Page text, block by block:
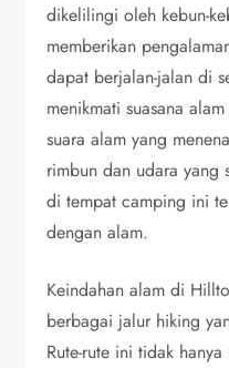
dikelilingi oleh kebun-
memberikan
dapat berjalan-jalan di
menikmati suasana
suara alam yang
rimbun dan udara yang
di tempat camping ini
dengan alam.
Keindahan alam di
berbagai jalur hiking
Rute-rute ini tidak